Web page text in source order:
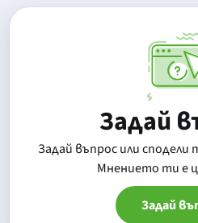
Задай
Задай въпрос или
Mнението ти е
Задай